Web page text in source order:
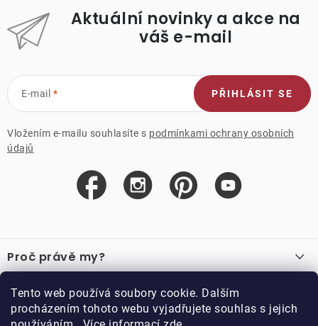
Tento web používá soubory cookie. Dalším
procházením tohoto webu vyjadřujete souhlas s jejich
Aktuální novinky a akce na
váš e-mail
E-mail
Vložením e-mailu souhlasíte s podmínkami ochrany osobních
údajů
PŘIHLÁSIT SE
á
p
a
Proč právě my?
Recenze
Důležité odkazy
Velkoobchod